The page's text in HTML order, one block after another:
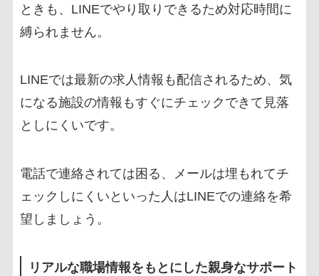
ときも、LINEでやり取りできるため対応時間に
縛られません。
LINEでは最新の求人情報も配信されるため、気
になる施設の情報もすぐにチェックできて見落
としにくいです。
電話で連絡されては困る、メールは埋もれてチ
ェックしにくいといった人はLINEでの連絡を希
望しましょう。
リアルな職場情報をもとにした親身なサポート